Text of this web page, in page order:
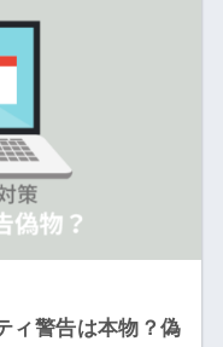
ィ警告は本物？偽